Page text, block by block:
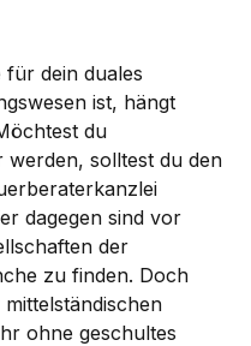
für dein duales
ist, hängt
du
werden, solltest du den
dagegen sind vor
der
zu finden. Doch
ohne geschultes